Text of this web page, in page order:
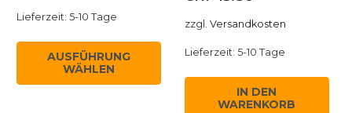
werden
Lieferzeit: 5-10 Tage
AUSFÜHRUNG
WÄHLEN
weist
zzgl. Versandkosten
Lieferzeit: 5-10 Tage
IN DEN
WARENKORB